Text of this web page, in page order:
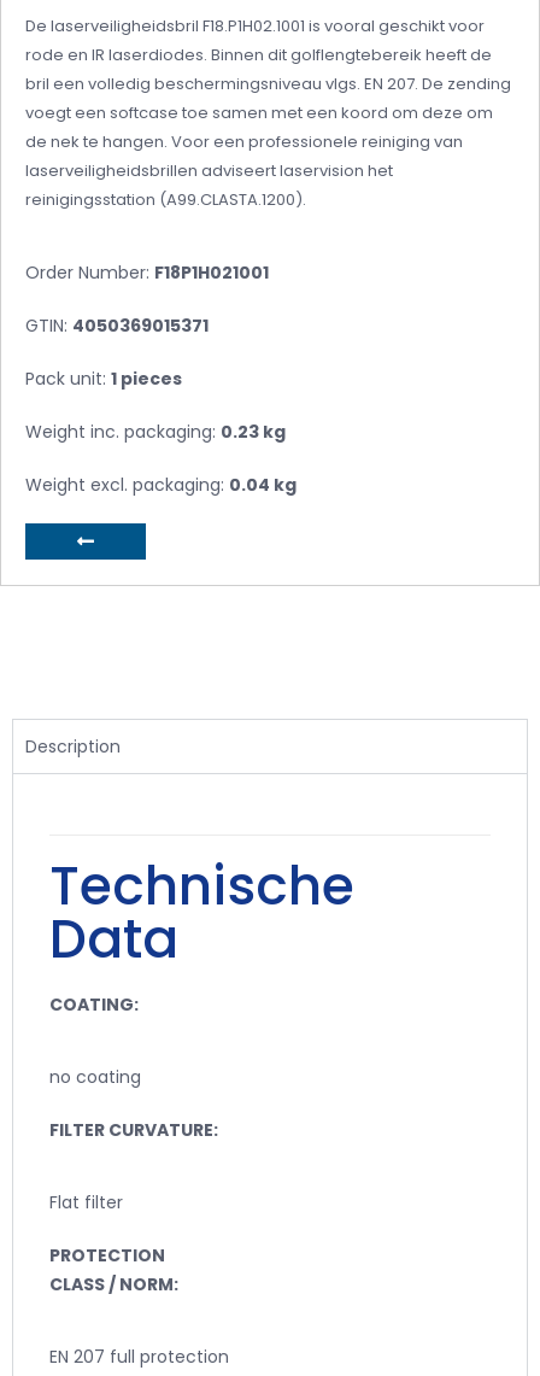
De laserveiligheidsbril F18.P1H02.1001 is vooral geschikt voor
rode en IR laserdiodes. Binnen dit golflengtebereik heeft de
bril een volledig beschermingsniveau vlgs. EN 207. De zending
voegt een softcase toe samen met een koord om deze om
de nek te hangen. Voor een professionele reiniging van
laserveiligheidsbrillen adviseert laservision het
reinigingsstation (A99.CLASTA.1200).
Order Number: F18P1H021001
GTIN: 4050369015371
Pack unit: 1 pieces
Weight inc. packaging: 0.23 kg
Weight excl. packaging: 0.04 kg
Description
Technische
Data
COATING:
no coating
FILTER CURVATURE:
Flat filter
PROTECTION
CLASS / NORM:
EN 207 full protection